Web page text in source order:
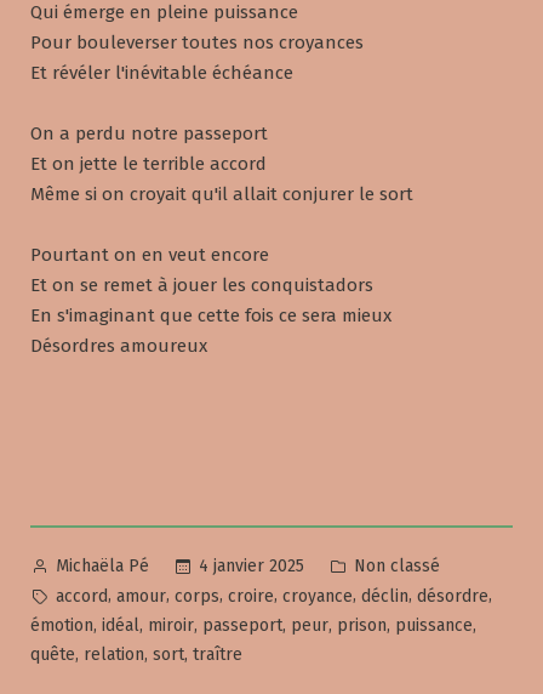
Qui émerge en pleine puissance
Pour bouleverser toutes nos croyances
Et révéler l'inévitable échéance
On a perdu notre passeport
Et on jette le terrible accord
Même si on croyait qu'il allait conjurer le sort
Pourtant on en veut encore
Et on se remet à jouer les conquistadors
En s'imaginant que cette fois ce sera mieux
Désordres amoureux
Posted
by
Michaëla Pé 4 janvier 2025
Posted
in
Non classé
Tags:
accord, amour, corps, croire, croyance, déclin, désordre,
émotion, idéal, miroir, passeport, peur, prison, puissance,
quête, relation, sort, traître